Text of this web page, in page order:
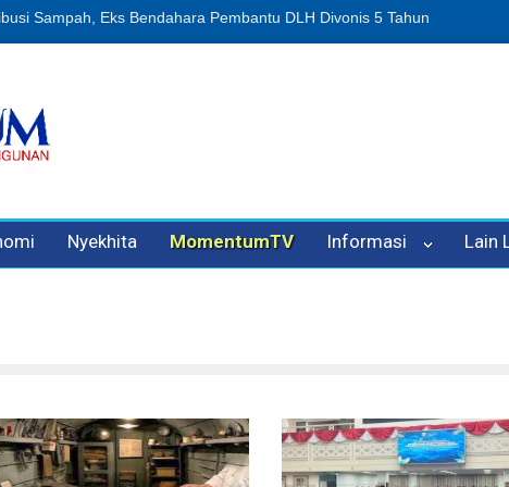
Oleh Oknum Kadis, Kuasa Hukum Pelapor Desak Polisi Tetapkan P-
Nyekhita MomentumTV Informasi Lain